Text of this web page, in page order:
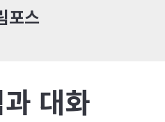
포스
대화